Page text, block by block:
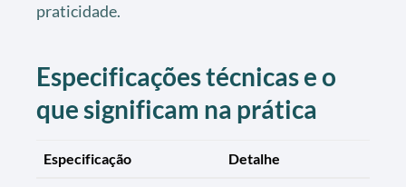
praticidade.
Especificações técnicas e o
que significam na prática
Especificação Detalhe